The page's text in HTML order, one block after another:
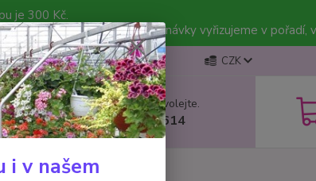
je 300 Kč.
přijetí objednávky. Objednávky vyřizujeme v pořadí,
CZK
Nevíte si rady? Zavolejte.
+420 602 223 614
i v našem